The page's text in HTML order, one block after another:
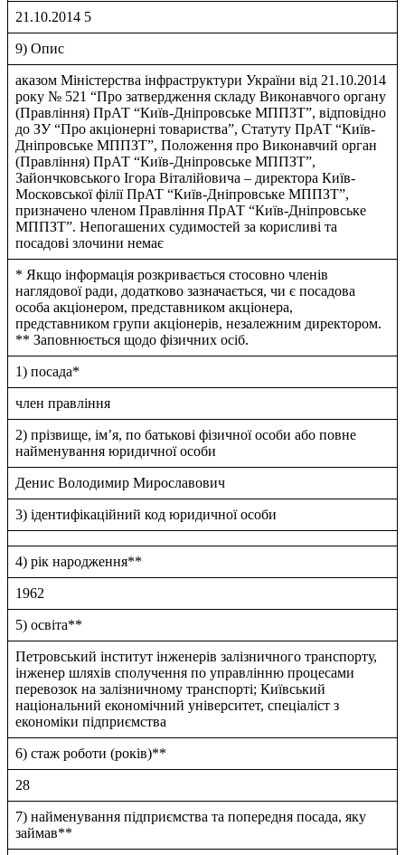
21.10.2014 5
9) Опис
аказом Мiнiстерства iнфраструктури України вiд 21.10.2014
року № 521 “Про затвердження складу Виконавчого органу
(Правлiння) ПрАТ “Київ-Днiпровське МППЗТ”, вiдповiдно
до ЗУ “Про акцiонернi товариства”, Статуту ПрАТ “Київ-
Днiпровське МППЗТ”, Положення про Виконавчий орган
(Правлiння) ПрАТ “Київ-Днiпровське МППЗТ”,
Зайончковського Iгора Вiталiйовича – директора Київ-
Московської фiлiї ПрАТ “Київ-Днiпровське МППЗТ”,
призначено членом Правлiння ПрАТ “Київ-Днiпровське
МППЗТ”. Непогашених судимостей за корисливi та
посадовi злочини немає
* Якщо інформація розкривається стосовно членів
наглядової ради, додатково зазначається, чи є посадова
особа акціонером, представником акціонера,
представником групи акціонерів, незалежним директором.
** Заповнюється щодо фізичних осіб.
1) посада*
член правлiння
2) прізвище, ім’я, по батькові фізичної особи або повне
найменування юридичної особи
Денис Володимир Мирославович
3) ідентифікаційний код юридичної особи
4) рік народження**
1962
5) освіта**
Петровський iнститут iнженерiв залiзничного транспорту,
iнженер шляхiв сполучення по управлiнню процесами
перевозок на залiзничному транспортi; Київський
нацiональний економiчний унiверситет, спецiалiст з
економiки пiдприємства
6) стаж роботи (років)**
28
7) найменування підприємства та попередня посада, яку
займав**